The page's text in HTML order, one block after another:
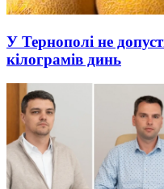
У Тернополі не
кілограмів динь